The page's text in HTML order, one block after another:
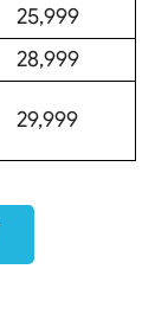
25,999
28,999
29,999